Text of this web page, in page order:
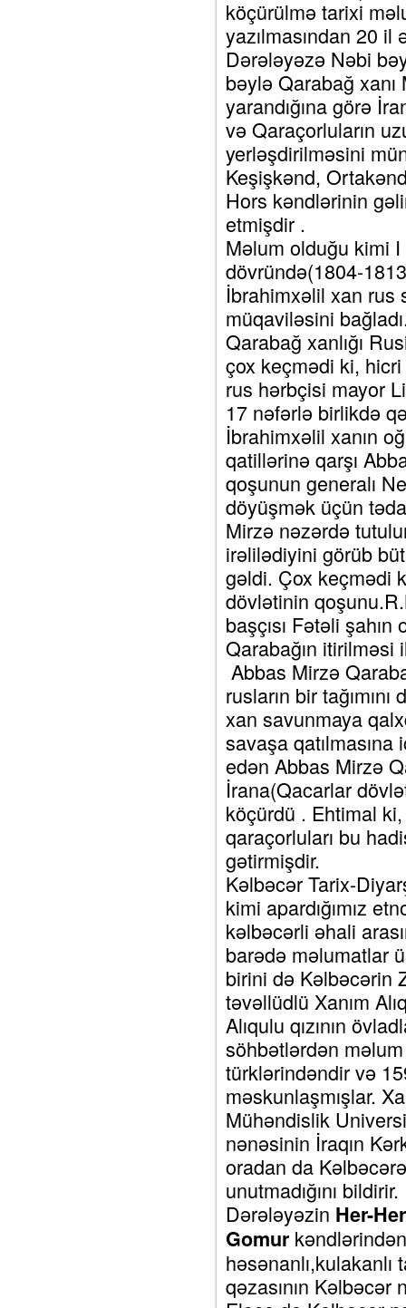
köçürülmə tarixi
yazılmasından 20
Dərələyəzə Nəbi
bəylə Qarabağ
yarandığına görə
və Qaraçorluların
yerləşdirilməsini
Keşişkənd,
Hors kəndlərinin
etmişdir .
Məlum olduğu kimi
dövründə(1804-
İbrahimxəlil xan rus
müqaviləsini
Qarabağ xanlığı
çox keçmədi ki,
rus hərbçisi mayor
17 nəfərlə birlikdə
İbrahimxəlil xanın
qatillərinə qarşı
qoşunun generalı
döyüşmək üçün
Mirzə nəzərdə
irəlilədiyini görüb
gəldi. Çox keçmədi
dövlətinin
başçısı Fətəli
Qarabağın itirilməsi
Abbas Mirzə
rusların bir
xan savunmaya
savaşa
edən Abbas Mirzə
İrana(Qacarlar
köçürdü . Ehtimal
qaraçorluları bu
gətirmişdir.
Kəlbəcər Tarix-
kimi apardığımız
kəlbəcərli əhali
barədə məlumatlar
birini də Kəlbəcərin
təvəllüdlü Xanım
Alıqulu qızının
söhbətlərdən
türklərindəndir və
məskunlaşmışlar.
Mühəndislik
nənəsinin İraqın
oradan da
unutmadığını bildirir.
Dərələyəzin Her-
Gomur
qəzasının